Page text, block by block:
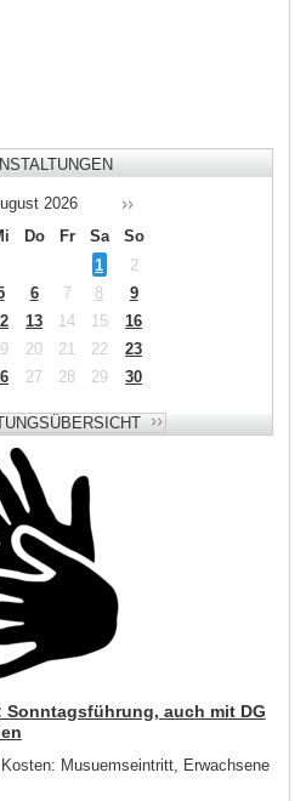
2026
Do Fr Sa
So
1
2
6 7 8
9
13 14 15
16
20 21 22
23
27 28 29
30
auch mit DG
Musuemseintritt, Erwachsene